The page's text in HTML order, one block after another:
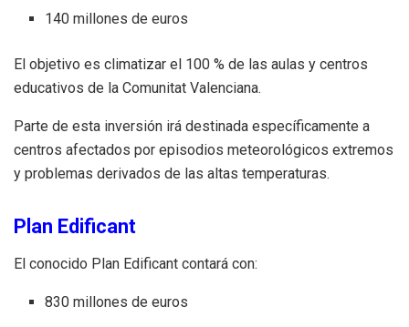
140 millones de euros
El objetivo es climatizar el 100 % de las aulas y centros
educativos de la Comunitat Valenciana.
Parte de esta inversión irá destinada específicamente a
centros afectados por episodios meteorológicos extremos
y problemas derivados de las altas temperaturas.
Plan Edificant
El conocido Plan Edificant contará con:
830 millones de euros